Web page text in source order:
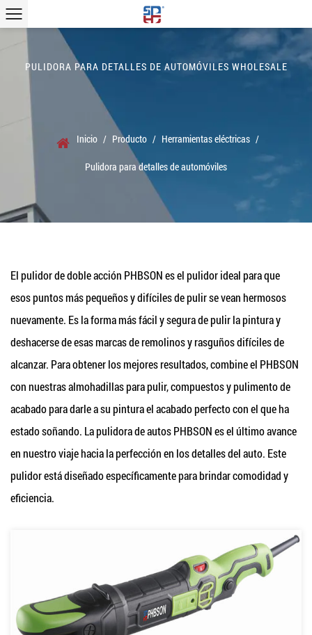
PULIDORA PARA DETALLES DE AUTOMÓVILES WHOLESALE
Inicio / Producto / Herramientas eléctricas /
Pulidora para detalles de automóviles
El pulidor de doble acción PHBSON es el pulidor ideal para que
esos puntos más pequeños y difíciles de pulir se vean hermosos
nuevamente. Es la forma más fácil y segura de pulir la pintura y
deshacerse de esas marcas de remolinos y rasguños difíciles de
alcanzar. Para obtener los mejores resultados, combine el PHBSON
con nuestras almohadillas para pulir, compuestos y pulimento de
acabado para darle a su pintura el acabado perfecto con el que ha
estado soñando. La pulidora de autos PHBSON es el último avance
en nuestro viaje hacia la perfección en los detalles del auto. Este
pulidor está diseñado específicamente para brindar comodidad y
eficiencia.